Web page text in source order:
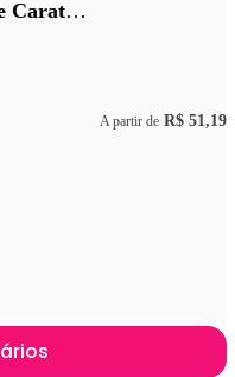
Terminal Rodoviário de Caratinga
A partir de R$ 51,19